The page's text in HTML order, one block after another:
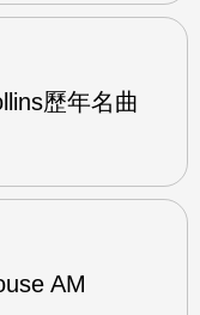
歷年名曲
AM